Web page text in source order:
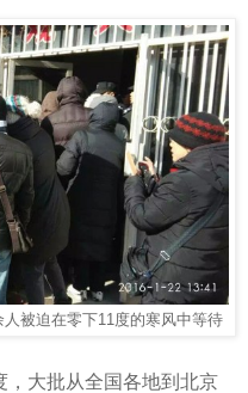
人被迫在零下11 度的寒风中等待
，大批从全国各地到北京